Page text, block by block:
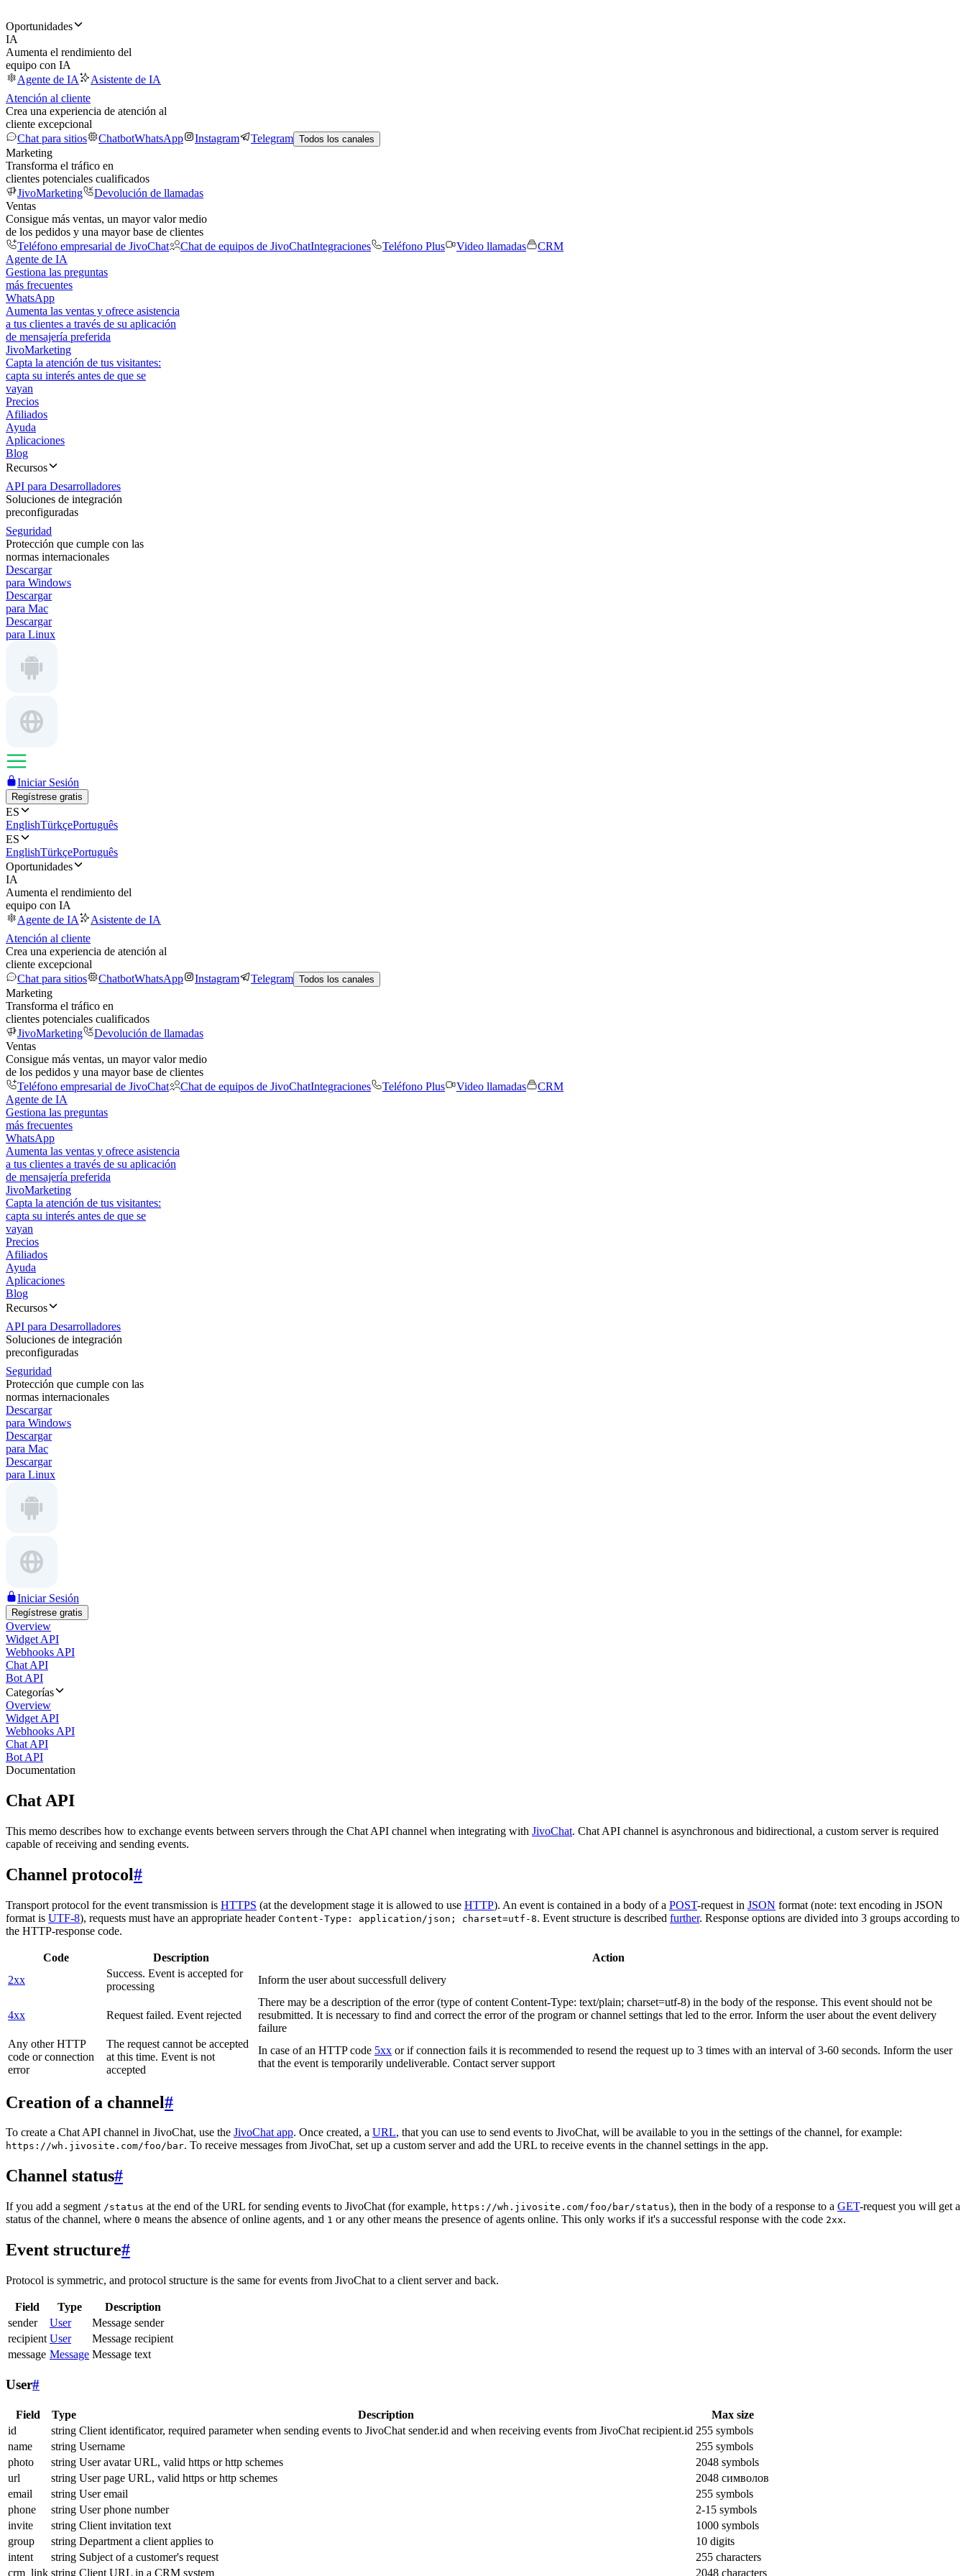
Oportunidades
IA
Aumenta el rendimiento del
equipo con IA
Agente de IA
Asistente de IA
Atención al cliente
Crea una experiencia de atención al
cliente excepcional
Chat para sitios
ChatbotWhatsApp Instagram Telegram Todos los canales
Marketing
Transforma el tráfico en
clientes potenciales cualificados
JivoMarketing
Devolución de llamadas
Ventas
Consigue más ventas, un mayor valor medio
de los pedidos y una mayor base de clientes
Teléfono empresarial de JivoChat
Chat de equipos de JivoChatIntegraciones Teléfono Plus Video llamadas
CRM
Agente de IA
Gestiona las preguntas
más frecuentes
WhatsApp
Aumenta las ventas y ofrece asistencia
a tus clientes a través de su aplicación
de mensajería preferida
JivoMarketing
Capta la atención de tus visitantes:
capta su interés antes de que se
vayan
Precios
Afiliados
Ayuda
Aplicaciones
Blog
Recursos
API para Desarrolladores
Soluciones de integración
preconfiguradas
Seguridad
Protección que cumple con las
normas internacionales
Descargar
para Windows
Descargar
para Mac
Descargar
para Linux
Iniciar Sesión
Regístrese gratis
ES
EnglishTürkçePortuguês
ES
EnglishTürkçePortuguês
Oportunidades
IA
Aumenta el rendimiento del
equipo con IA
Agente de IA
Asistente de IA
Atención al cliente
Crea una experiencia de atención al
cliente excepcional
Chat para sitios
ChatbotWhatsApp Instagram Telegram Todos los canales
Marketing
Transforma el tráfico en
clientes potenciales cualificados
JivoMarketing
Devolución de llamadas
Ventas
Consigue más ventas, un mayor valor medio
de los pedidos y una mayor base de clientes
Teléfono empresarial de JivoChat
Chat de equipos de JivoChatIntegraciones Teléfono Plus Video llamadas
CRM
Agente de IA
Gestiona las preguntas
más frecuentes
WhatsApp
Aumenta las ventas y ofrece asistencia
a tus clientes a través de su aplicación
de mensajería preferida
JivoMarketing
Capta la atención de tus visitantes:
capta su interés antes de que se
vayan
Precios
Afiliados
Ayuda
Aplicaciones
Blog
Recursos
API para Desarrolladores
Soluciones de integración
preconfiguradas
Seguridad
Protección que cumple con las
normas internacionales
Descargar
para Windows
Descargar
para Mac
Descargar
para Linux
Iniciar Sesión
Regístrese gratis
Overview
Widget API
Webhooks API
Chat API
Bot API
Categorías
Overview
Widget API
Webhooks API
Chat API
Bot API
Documentation
Chat API
This memo describes how to exchange events between servers through the Chat API channel when integrating with JivoChat. Chat API channel is asynchronous and bidirectional, a custom server is required
capable of receiving and sending events.
Channel protocol#
Transport protocol for the event transmission is HTTPS (at the development stage it is allowed to use HTTP). An event is contained in a body of a POST-request in JSON format (note: text encoding in JSON
format is UTF-8), requests must have an appropriate header Content-Type: application/json; charset=utf-8. Event structure is described further. Response options are divided into 3 groups according to
the HTTP-response code.
Code Description
Action
2xx
Success. Event is accepted for
processing
Inform the user about successfull delivery
4xx Request failed. Event rejected
There may be a description of the error (type of content Content-Type: text/plain; charset=utf-8) in the body of the response. This event should not be
resubmitted. It is necessary to find and correct the error of the program or channel settings that led to the error. Inform the user about the event delivery
failure
Any other HTTP
code or connection
error
The request cannot be accepted
at this time. Event is not
accepted
In case of an HTTP code 5xx or if connection fails it is recommended to resend the request up to 3 times with an interval of 3-60 seconds. Inform the user
that the event is temporarily undeliverable. Contact server support
Creation of a channel#
To create a Chat API channel in JivoChat, use the JivoChat app. Once created, a URL, that you can use to send events to JivoChat, will be available to you in the settings of the channel, for example:
https://wh.jivosite.com/foo/bar. To receive messages from JivoChat, set up a custom server and add the URL to receive events in the channel settings in the app.
Channel status#
If you add a segment /status at the end of the URL for sending events to JivoChat (for example, https://wh.jivosite.com/foo/bar/status), then in the body of a response to a GET-request you will get a
status of the channel, where 0 means the absence of online agents, and 1 or any other means the presence of agents online. This only works if it's a successful response with the code 2xx.
Event structure#
Protocol is symmetric, and protocol structure is the same for events from JivoChat to a client server and back.
Field Type
Description
sender
User
Message sender
recipient User
Message recipient
message Message Message text
User#
Field Type Description
Max size
id
string Client identificator, required parameter when sending events to JivoChat sender.id and when receiving events from JivoChat recipient.id 255 symbols
name
string Username
255 symbols
photo
string User avatar URL, valid https or http schemes
2048 symbols
url
string User page URL, valid https or http schemes
2048 символов
email
string User email
255 symbols
phone
string User phone number
2-15 symbols
invite
string Client invitation text
1000 symbols
group
string Department a client applies to
10 digits
intent
string Subject of a customer's request
255 characters
crm_link string Client URL in a CRM system 2048 characters